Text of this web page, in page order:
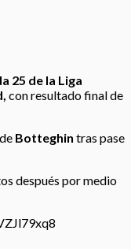
25 de la Liga
con resultado final de
Botteghin tras pase
después por medio